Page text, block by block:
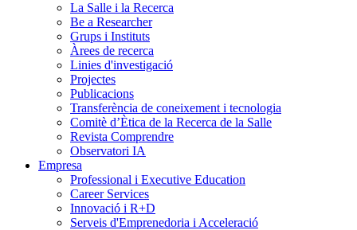
La Salle i la Recerca
Be a Researcher
Grups i Instituts
Àrees de recerca
Linies d'investigació
Projectes
Publicacions
Transferència de coneixement i tecnologia
Comitè d’Ètica de la Recerca de la Salle
Revista Comprendre
Observatori IA
Empresa
Professional i Executive Education
Career Services
Innovació i R+D
Serveis d'Emprenedoria i Acceleració